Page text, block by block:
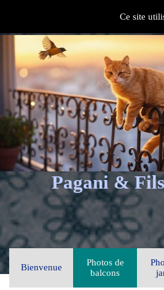
Ce site
Pagani &
Bienvenue
Photos de
balcons